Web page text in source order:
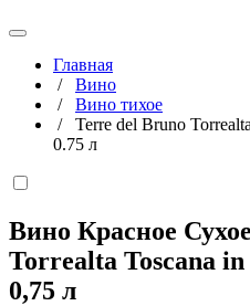
Главная
/ Вино
/ Вино тихое
/ Terre del Bruno
0.75 л
Вино Красное
Torrealta Toscana in
0,75 л